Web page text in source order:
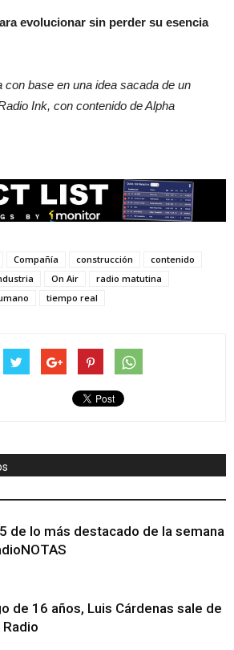
evolucionar sin perder su esencia
con base en una idea sacada de un
Ink, con contenido de Alpha
Compañía construcción
contenido
On Air
radio matutina
tiempo real
de lo más destacado de la semana
de 16 años, Luis Cárdenas sale de
Radio